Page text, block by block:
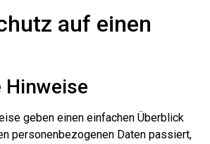
auf einen
Hinweise
geben einen einfachen Überblick
personenbezogenen Daten passiert,